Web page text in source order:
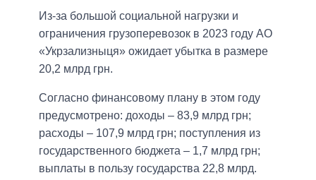
Из-за большой социальной нагрузки и
ограничения грузоперевозок в 2023 году АО
«Укрзализныця» ожидает убытка в размере
20,2 млрд грн.
Согласно финансовому плану в этом году
предусмотрено: доходы – 83,9 млрд грн;
расходы – 107,9 млрд грн; поступления из
государственного бюджета – 1,7 млрд грн;
выплаты в пользу государства 22,8 млрд.